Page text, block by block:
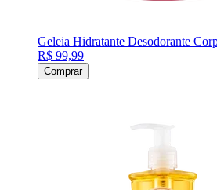
Geleia Hidratante Desodorante
R$ 99,99
Comprar